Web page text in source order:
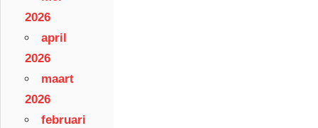
2026
april
2026
maart
2026
februari